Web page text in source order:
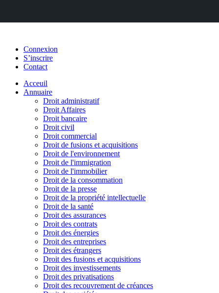
Connexion
S’inscrire
Contact
Acceuil
Annuaire
Droit administratif
Droit Affaires
Droit bancaire
Droit civil
Droit commercial
Droit de fusions et acquisitions
Droit de l'environnement
Droit de l'immigration
Droit de l'immobilier
Droit de la consommation
Droit de la presse
Droit de la propriété intellectuelle
Droit de la santé
Droit des assurances
Droit des contrats
Droit des énergies
Droit des entreprises
Droit des étrangers
Droit des fusions et acquisitions
Droit des investissements
Droit des privatisations
Droit des recouvrement de créances